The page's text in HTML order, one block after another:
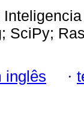
SciPy;
inglês ·